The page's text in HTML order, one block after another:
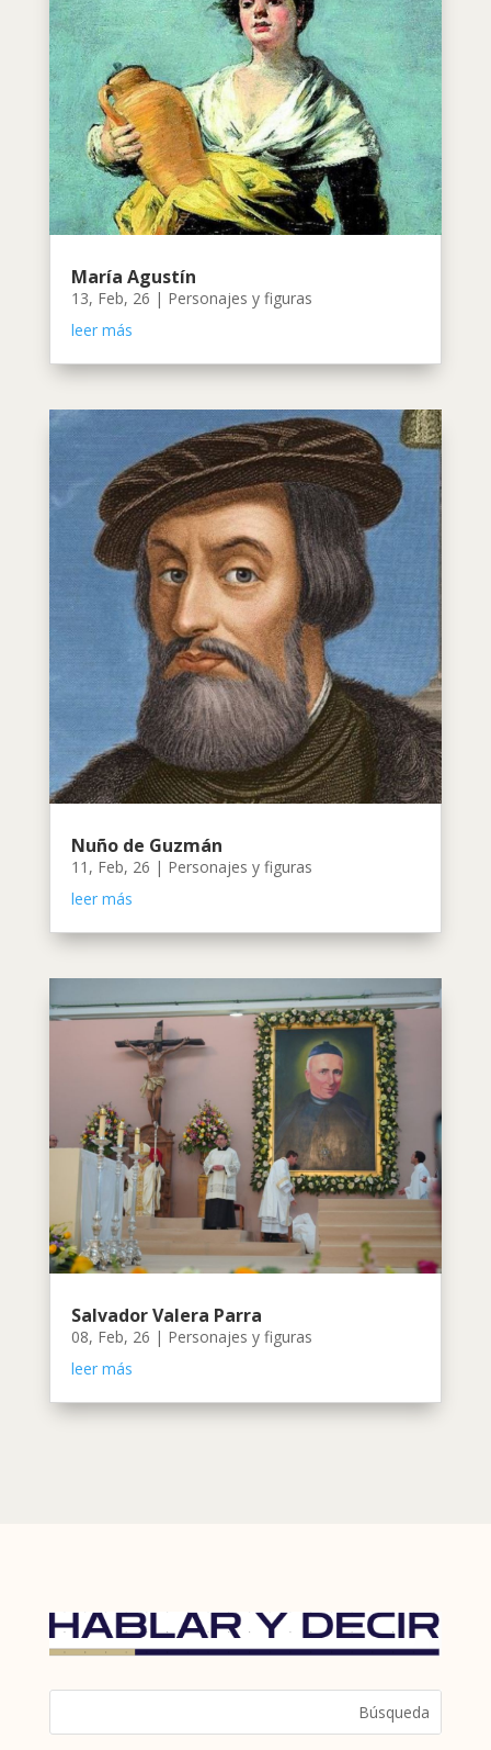
María Agustín
13, Feb, 26 | Personajes y figuras
leer más
Nuño de Guzmán
11, Feb, 26 | Personajes y figuras
leer más
Salvador Valera Parra
08, Feb, 26 | Personajes y figuras
leer más